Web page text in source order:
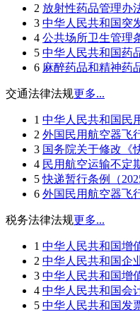
2 放射性药品管理办
3 中华人民共和国突
4 公共场所卫生管理
5 中华人民共和国药
6 麻醉药品和精神药
交通法律法规更多...
1 中华人民共和国民
2 外国民用航空器飞
3 国务院关于修改《
4 民用航空运输不定
5 快递暂行条例（
6 外国民用航空器飞
税务法律法规更多...
1 中华人民共和国增
2 中华人民共和国企
3 中华人民共和国增
4 中华人民共和国会
5 中华人民共和国发